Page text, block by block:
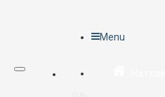
Menu